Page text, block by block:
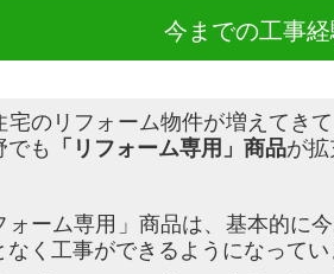
今までの工事
宅のリフォーム物件が増えてき
でも
「リフォーム専用」商品が拡
ォーム専用」商品は、基本的に
なく工事ができるようになってい